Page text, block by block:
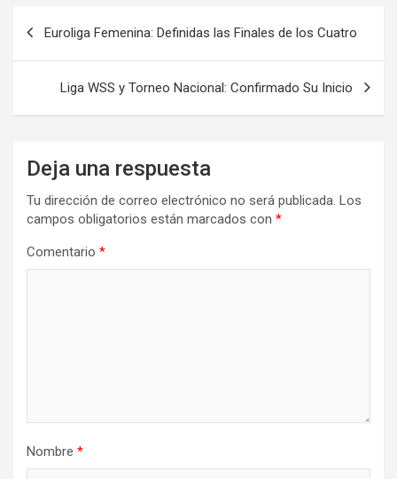
entradas
Euroliga Femenina: Definidas las Finales de los Cuatro
Liga WSS y Torneo Nacional: Confirmado Su Inicio
Deja una respuesta
Tu dirección de correo electrónico no será publicada. Los
campos obligatorios están marcados con *
Comentario *
Nombre *